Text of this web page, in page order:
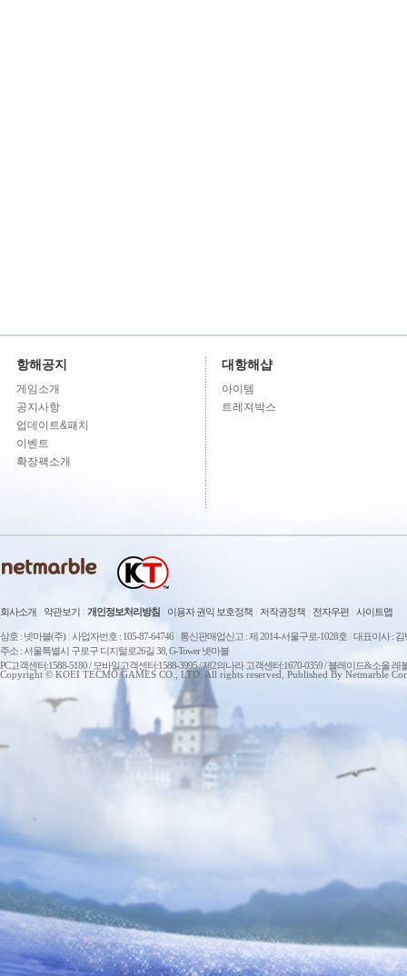
항해공지
게임소개
공지사항
업데이트&패치
이벤트
확장팩소개
대항해샵
아이템
트레져박스
회사소개 약관보기 개인정보처리방침 이용자 권익 보호정책 저작권정책 전자우편 사이트맵
상호 : 넷마블(주) 사업자번호 : 105-87-64746 통신판매업신고 : 제 2014-서울구로-1028호 대표이사 : 김
주소 : 서울특별시 구로구 디지털로26길 38, G-Tower 넷마블
PC고객센터:1588-5180 / 모바일고객센터:1588-3995 / 제2의나라 고객센터:1670-0359 / 블레이드&소울
Copyright © KOEI TECMO GAMES CO., LTD. All rights reserved, Published By Netmarble